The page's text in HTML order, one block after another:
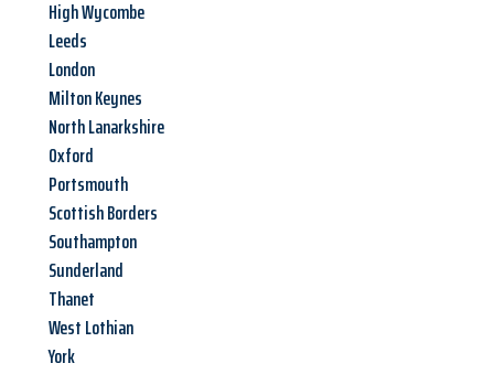
High Wycombe
Leeds
London
Milton Keynes
North Lanarkshire
Oxford
Portsmouth
Scottish Borders
Southampton
Sunderland
Thanet
West Lothian
York